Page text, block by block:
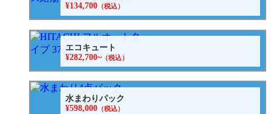
¥134,700 （税込）
エコキュート
¥282,700~（税込）
水まわりパック
¥598,000 （税込）